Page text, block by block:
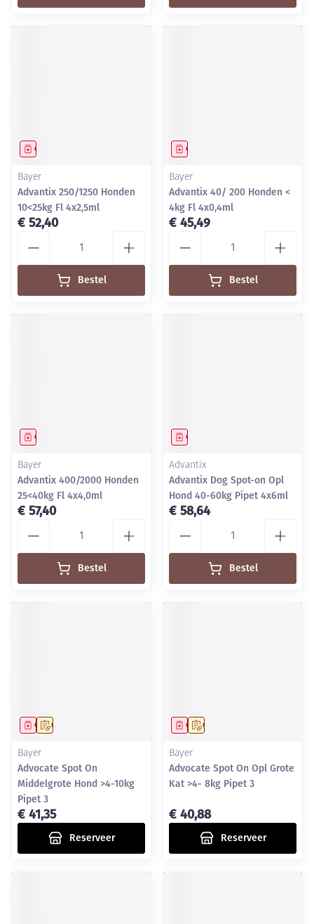
Geneesmiddel
Bayer
Advantix 250/1250 Honden
10<25kg Fl 4x2,5ml
€ 52,40
Bestel
Geneesmiddel
Bayer
Advantix 40/ 200 Honden <
4kg Fl 4x0,4ml
€ 45,49
Bestel
Geneesmiddel
Bayer
Advantix 400/2000 Honden
25<40kg Fl 4x4,0ml
€ 57,40
Bestel
Geneesmiddel
Advantix
Advantix Dog Spot-on Opl
Hond 40-60kg Pipet 4x6ml
€ 58,64
Bestel
Op voorschrift
Geneesmiddel
Bayer
Advocate Spot On
Middelgrote Hond >4-10kg
Pipet 3
€ 41,35
Reserveer
Op voorschrift
Geneesmiddel
Bayer
Advocate Spot On Opl Grote
Kat >4- 8kg Pipet 3
€ 40,88
Reserveer